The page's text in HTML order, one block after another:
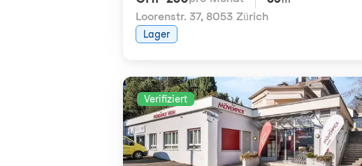
Loorenstr. 37, 8053 Zürich
Lager
Verifiziert